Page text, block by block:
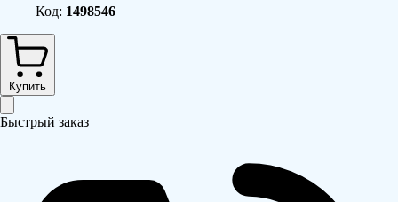
Код: 1498546
Купить
Быстрый заказ